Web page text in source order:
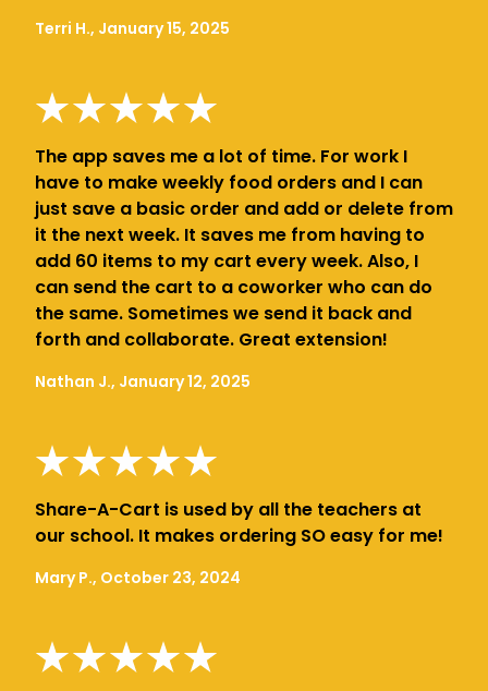
Terri H., January 15, 2025
The app saves me a lot of time. For work I
have to make weekly food orders and I can
just save a basic order and add or delete from
it the next week. It saves me from having to
add 60 items to my cart every week. Also, I
can send the cart to a coworker who can do
the same. Sometimes we send it back and
forth and collaborate. Great extension!
Nathan J., January 12, 2025
Share-A-Cart is used by all the teachers at
our school. It makes ordering SO easy for me!
Mary P., October 23, 2024